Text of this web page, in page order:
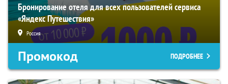
Бронирование отеля для всех пользователей сервиса
«Яндекс Путешествия»
Россия
Промокод ПОДРОБНЕЕ